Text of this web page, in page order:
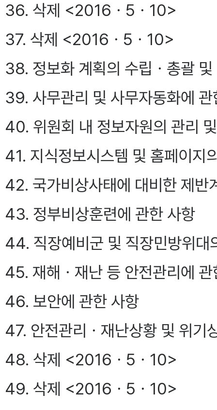
36. 삭제 <2016ㆍ5ㆍ10>
37. 삭제 <2016ㆍ5ㆍ10>
38. 정보화 계획의 수립ㆍ총괄 및
39. 사무관리 및 사무자동화에 관
40. 위원회 내 정보자원의 관리
41. 지식정보시스템 및 홈페이지
42. 국가비상사태에 대비한 제반
43. 정부비상훈련에 관한 사항
44. 직장예비군 및 직장민방위대
45. 재해ㆍ재난 등 안전관리에 관
46. 보안에 관한 사항
47. 안전관리ㆍ재난상황 및 위기
48. 삭제 <2016ㆍ5ㆍ10>
49. 삭제 <2016ㆍ5ㆍ10>